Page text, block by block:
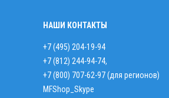
НАШИ КОНТАКТЫ
+7 (495) 204-19-94
+7 (812) 244-94-74,
+7 (800) 707-62-97 (для регионов)
MFShop_Skype